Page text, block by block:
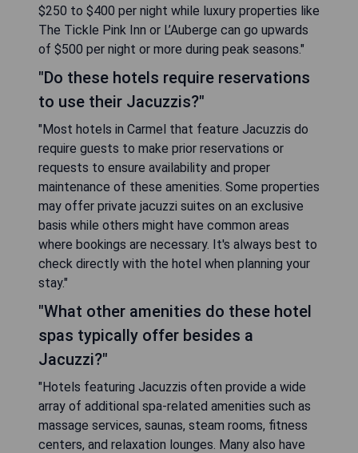
$250 to $400 per night while luxury properties like
The Tickle Pink Inn or L’Auberge can go upwards
of $500 per night or more during peak seasons."
"Do these hotels require reservations
to use their Jacuzzis?"
"Most hotels in Carmel that feature Jacuzzis do
require guests to make prior reservations or
requests to ensure availability and proper
maintenance of these amenities. Some properties
may offer private jacuzzi suites on an exclusive
basis while others might have common areas
where bookings are necessary. It's always best to
check directly with the hotel when planning your
stay."
"What other amenities do these hotel
spas typically offer besides a
Jacuzzi?"
"Hotels featuring Jacuzzis often provide a wide
array of additional spa-related amenities such as
massage services, saunas, steam rooms, fitness
centers, and relaxation lounges. Many also have